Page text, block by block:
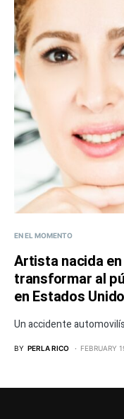
EN EL MOMENTO
Artista nacida
transformar al
en Estados
Un accidente
BY PERLA RICO FEBRUARY